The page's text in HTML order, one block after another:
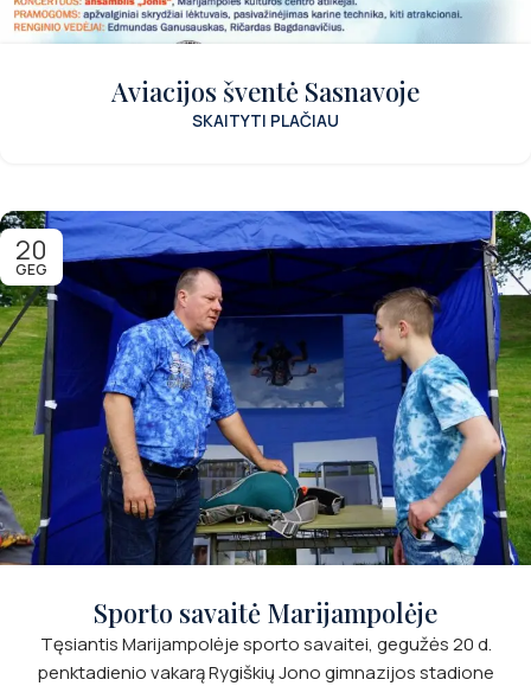
Aviacijos šventė Sasnavoje
SKAITYTI PLAČIAU
20
GEG
Sporto savaitė Marijampolėje
Tęsiantis Marijampolėje sporto savaitei, gegužės 20 d.
penktadienio vakarą Rygiškių Jono gimnazijos stadione